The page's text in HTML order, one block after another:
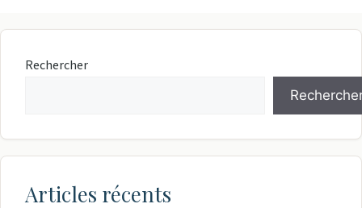
Rechercher
Articles récents